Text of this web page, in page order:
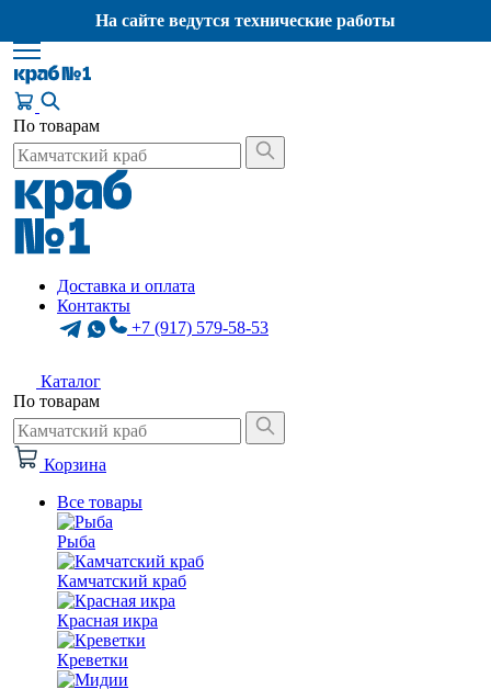
На сайте ведутся технические работы
По товарам
Доставка и оплата
Контакты
+7 (917) 579-58-53
Каталог
По товарам
Корзина
Все товары
Рыба
Камчатский краб
Красная икра
Креветки